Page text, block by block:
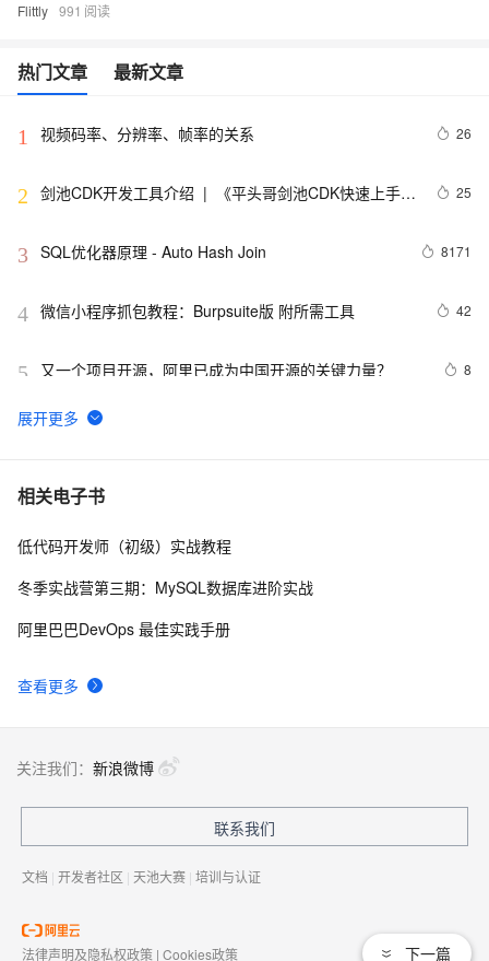
Flittly 991
热门文章 最新文章
1 视频码率、分辨率、帧率的关系 26
2 剑池CDK开发工具介绍  |  《平头哥剑池CDK快速上手指
25
3 SQL优化器原理 - Auto Hash Join 8171
4 微信小程序抓包教程：Burpsuite版 附所需工具 42
5 又一个项目开源，阿里已成为中国开源的关键力量？ 8
6 tailwindcss使用教程
7 我的博客即将入驻“云栖社区”，诚邀技术同仁一同入驻。
8 思科路由器的密码恢复
相关电子书
查看更多
低代码开发师（初级）实战教程
冬季实战营第三期：MySQL数据库进阶实战
阿里巴巴DevOps 最佳实践手册
下一篇
关注我们： 新浪微博
联系我们
文档 | 开发者社区 | 天池大赛 | 培训与认证
法律声明及隐私权政策 | Cookies政策